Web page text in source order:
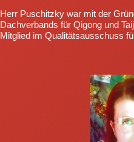
Herr Puschitzky war mit der
Dachverbands für Qigong und
Mitglied im Qualitätsausschuss